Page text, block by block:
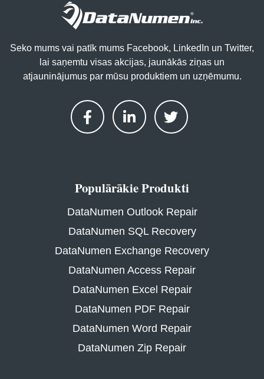
Seko mums vai patīk mums Facebook, LinkedIn un Twitter,
lai saņemtu visas akcijas, jaunākās ziņas un
atjauninājumus par mūsu produktiem un uzņēmumu.
Populārākie Produkti
DataNumen Outlook Repair
DataNumen SQL Recovery
DataNumen Exchange Recovery
DataNumen Access Repair
DataNumen Excel Repair
DataNumen PDF Repair
DataNumen Word Repair
DataNumen Zip Repair